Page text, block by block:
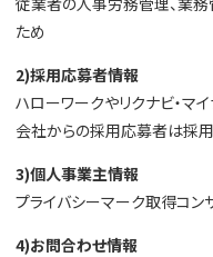
ため
2)採用応募者情報
ハローワークやリクナビ・マ
会社からの採用応募者は採
3)個人事業主情報
プライバシーマーク取得コン
4)お問合わせ情報